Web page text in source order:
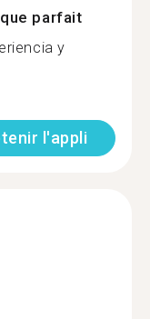
parfait
y
l'appli